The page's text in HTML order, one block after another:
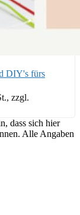
DIY's fürs
zzgl.
dass sich hier
Alle Angaben